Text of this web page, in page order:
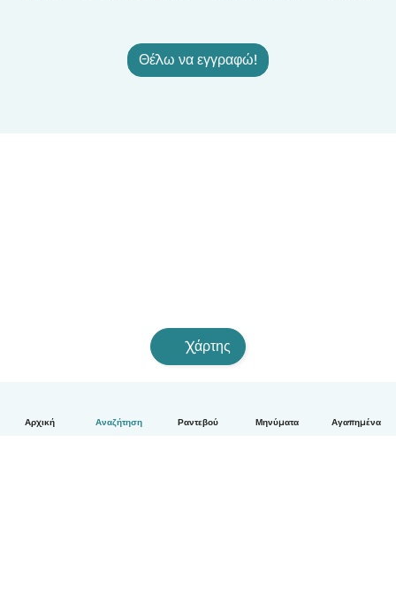
Αρχική Αναζήτηση Ραντεβού Μηνύματα Αγαπημένα
Θέλω να εγγραφώ!
Χάρτης